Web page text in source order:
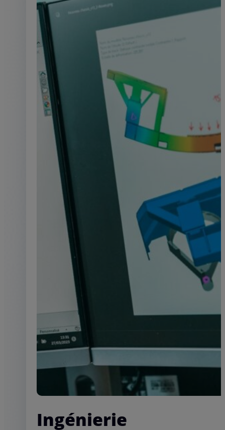
De l’ingénierie à la
étapes du cycle de vie d’un
hydraulique avec une